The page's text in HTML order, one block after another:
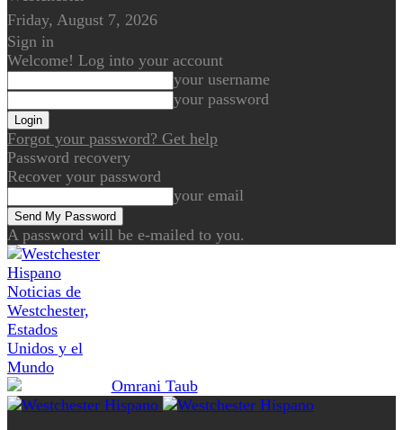
Friday, August 7, 2026
Sign in
Welcome! Log into your account
your username
your password
Forgot your password? Get help
Password recovery
Recover your password
your email
A password will be e-mailed to you.
Noticias de
Westchester,
Estados
Unidos y el
Mundo